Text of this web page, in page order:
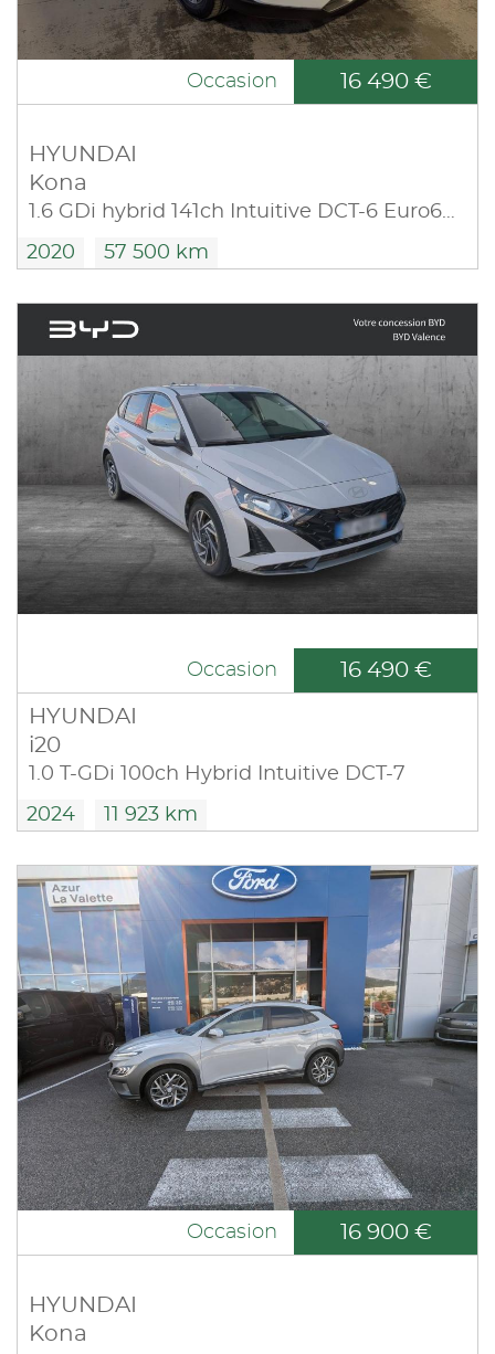
Occasion 16 490 €
HYUNDAI
Kona
1.6 GDi hybrid 141ch Intuitive DCT-6 Euro6d-T EVAP
2020 57 500 km
Occasion 16 490 €
HYUNDAI
i20
1.0 T-GDi 100ch Hybrid Intuitive DCT-7
2024 11 923 km
Occasion 16 900 €
HYUNDAI
Kona